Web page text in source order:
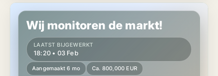
Horeca pand in het Bildt, Friesland NL
Wij monitoren de markt!
LAATST BIJGEWERKT
18:20 • 03 Feb
Aangemaakt 6 mo Ca. 800,000 EUR